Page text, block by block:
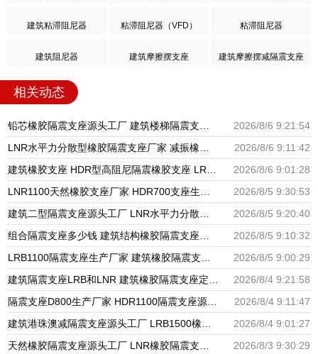
建筑粘滞阻尼器 粘滞阻尼器（VFD） 粘滞阻尼器
建筑阻尼器 建筑摩擦摆支座 建筑摩擦摆减隔震支座
相关动态
2026/8/6 9:21:54
2026/8/6 9:11:42
2026/8/6 9:01:28
2026/8/5 9:30:53
2026/8/5 9:20:40
2026/8/5 9:10:32
2026/8/5 9:00:29
2026/8/4 9:21:58
2026/8/4 9:11:47
2026/8/4 9:01:27
2026/8/3 9:30:29